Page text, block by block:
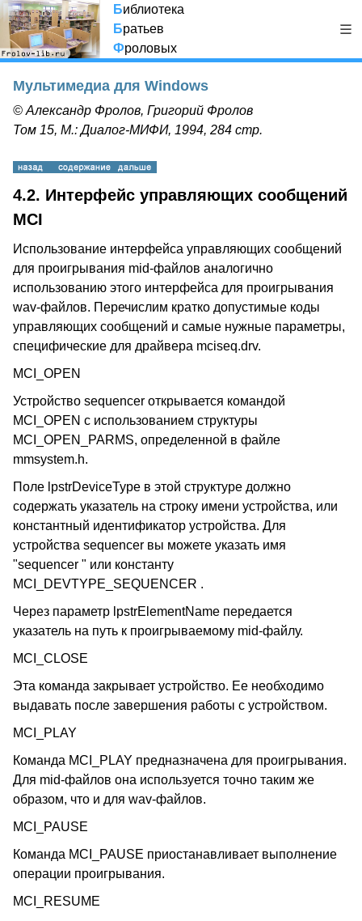
Библиотека
Братьев
Фроловых
Мультимедиа для Windows
© Александр Фролов, Григорий Фролов
Том 15, М.: Диалог-МИФИ, 1994, 284 стр.
4.2. Интерфейс управляющих сообщений
MCI
Использование интерфейса управляющих сообщений
для проигрывания mid-файлов аналогично
использованию этого интерфейса для проигрывания
wav-файлов. Перечислим кратко допустимые коды
управляющих сообщений и самые нужные параметры,
специфические для драйвера mciseq.drv.
MCI_OPEN
Устройство sequencer открывается командой
MCI_OPEN с использованием структуры
MCI_OPEN_PARMS, определенной в файле
mmsystem.h.
Поле lpstrDeviceType в этой структуре должно
содержать указатель на строку имени устройства, или
константный идентификатор устройства. Для
устройства sequencer вы можете указать имя
"sequencer " или константу
MCI_DEVTYPE_SEQUENCER .
Через параметр lpstrElementName передается
указатель на путь к проигрываемому mid-файлу.
MCI_CLOSE
Эта команда закрывает устройство. Ее необходимо
выдавать после завершения работы с устройством.
MCI_PLAY
Команда MCI_PLAY предназначена для проигрывания.
Для mid-файлов она используется точно таким же
образом, что и для wav-файлов.
MCI_PAUSE
Команда MCI_PAUSE приостанавливает выполнение
операции проигрывания.
MCI_RESUME